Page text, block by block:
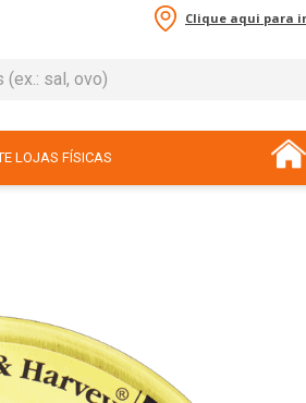
Clique aqui para
sal, ovo)
LOJAS FÍSICAS